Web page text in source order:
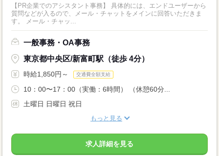
【PR企業でのアシスタント事務】 具体的には、エンドユーザーから
質問などが入るので、メール・チャットをメインに回答いただきま
す。 メール・チャッ...
一般事務・OA事務
東京都中央区/新富町駅（徒歩 4分）
時給1,850円～ 交通費全額支給
10：00〜17：00（実働：6時間） （休憩60分...
土曜日 日曜日 祝日
もっと見る
求人詳細を見る